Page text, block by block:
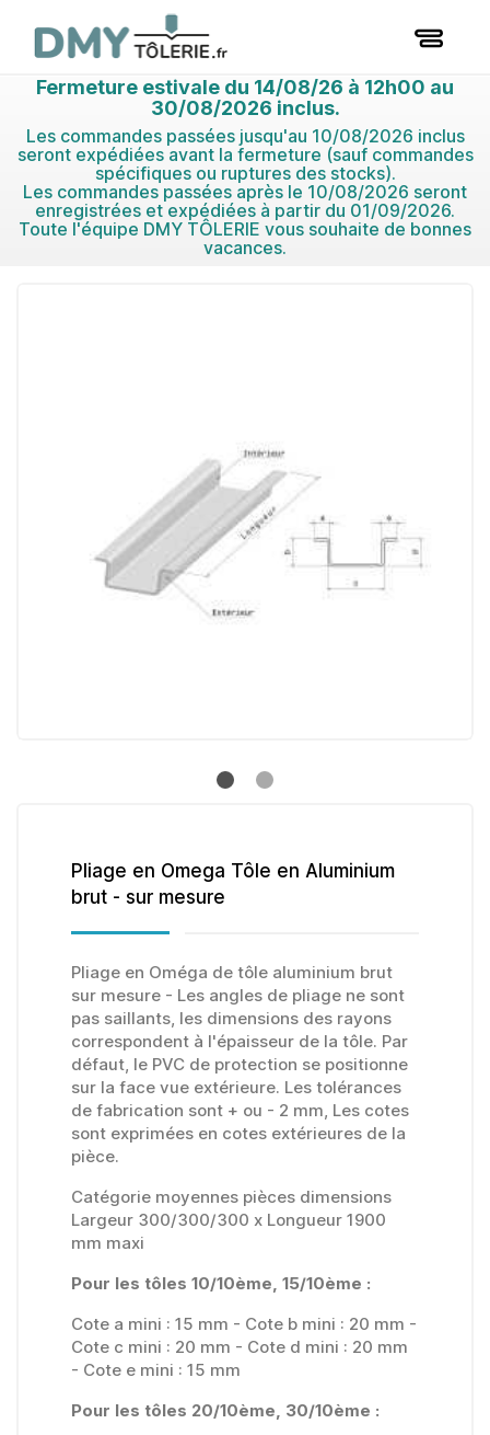
Fermeture estivale du 14/08/26 à 12h00 au
30/08/2026 inclus.
Les commandes passées jusqu'au 10/08/2026 inclus
seront expédiées avant la fermeture (sauf commandes
spécifiques ou ruptures des stocks).
Les commandes passées après le 10/08/2026 seront
enregistrées et expédiées à partir du 01/09/2026.
Toute l'équipe DMY TÔLERIE vous souhaite de bonnes
vacances.
Pliage en Omega Tôle en Aluminium
brut - sur mesure
Pliage en Oméga de tôle aluminium brut
sur mesure - Les angles de pliage ne sont
pas saillants, les dimensions des rayons
correspondent à l'épaisseur de la tôle. Par
défaut, le PVC de protection se positionne
sur la face vue extérieure. Les tolérances
de fabrication sont + ou - 2 mm, Les cotes
sont exprimées en cotes extérieures de la
pièce.
Catégorie moyennes pièces dimensions
Largeur 300/300/300 x Longueur 1900
mm maxi
Pour les tôles 10/10ème, 15/10ème :
Cote a mini : 15 mm - Cote b mini : 20 mm -
Cote c mini : 20 mm - Cote d mini : 20 mm
- Cote e mini : 15 mm
Pour les tôles 20/10ème, 30/10ème :